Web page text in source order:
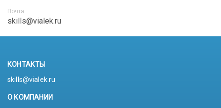
Почта:
skills@vialek.ru
КОНТАКТЫ
skills@vialek.ru
О КОМПАНИИ